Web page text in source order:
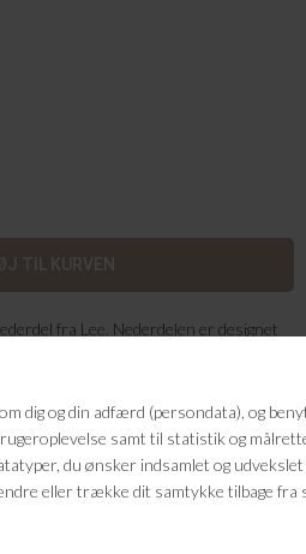
fra Lee. Nederdelen er designet